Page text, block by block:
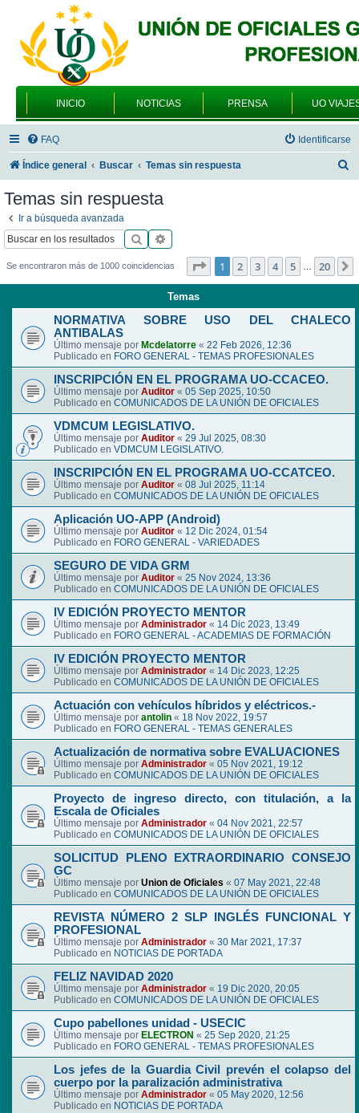
INICIO NOTICIAS PRENSA UO
FAQ Identificarse
Índice general Buscar Temas sin respuesta
Temas sin respuesta
Ir a búsqueda avanzada
Buscar
Se encontraron más de 1000 coincidencias Página de 20
1 2 3 4 5 … 20
Temas
NORMATIVA SOBRE USO DEL CHALECO
ANTIBALAS
Último mensaje por Mcdelatorre « 22 Feb 2026, 12:36
Publicado en FORO GENERAL - TEMAS PROFESIONALES
INSCRIPCIÓN EN EL PROGRAMA UO-CCACEO.
Último mensaje por Auditor « 05 Sep 2025, 10:50
Publicado en COMUNICADOS DE LA UNIÓN DE OFICIALES
VDMCUM LEGISLATIVO.
Último mensaje por Auditor « 29 Jul 2025, 08:30
Publicado en VDMCUM LEGISLATIVO.
INSCRIPCIÓN EN EL PROGRAMA UO-CCATCEO.
Último mensaje por Auditor « 08 Jul 2025, 11:14
Publicado en COMUNICADOS DE LA UNIÓN DE OFICIALES
Aplicación UO-APP (Android)
Último mensaje por Auditor « 12 Dic 2024, 01:54
Publicado en FORO GENERAL - VARIEDADES
SEGURO DE VIDA GRM
Último mensaje por Auditor « 25 Nov 2024, 13:36
Publicado en COMUNICADOS DE LA UNIÓN DE OFICIALES
IV EDICIÓN PROYECTO MENTOR
Último mensaje por Administrador « 14 Dic 2023, 13:49
Publicado en FORO GENERAL - ACADEMIAS DE FORMACIÓN
IV EDICIÓN PROYECTO MENTOR
Último mensaje por Administrador « 14 Dic 2023, 12:25
Publicado en COMUNICADOS DE LA UNIÓN DE OFICIALES
Actuación con vehículos híbridos y eléctricos.-
Último mensaje por antolin « 18 Nov 2022, 19:57
Publicado en FORO GENERAL - TEMAS GENERALES
Actualización de normativa sobre EVALUACIONES
Último mensaje por Administrador « 05 Nov 2021, 19:12
Publicado en COMUNICADOS DE LA UNIÓN DE OFICIALES
Proyecto de ingreso directo, con titulación, a la
Escala de Oficiales
Último mensaje por Administrador « 04 Nov 2021, 22:57
Publicado en COMUNICADOS DE LA UNIÓN DE OFICIALES
SOLICITUD PLENO EXTRAORDINARIO CONSEJO
GC
Último mensaje por Union de Oficiales « 07 May 2021, 22:48
Publicado en COMUNICADOS DE LA UNIÓN DE OFICIALES
REVISTA NÚMERO 2 SLP INGLÉS FUNCIONAL Y
PROFESIONAL
Último mensaje por Administrador « 30 Mar 2021, 17:37
Publicado en NOTICIAS DE PORTADA
FELIZ NAVIDAD 2020
Último mensaje por Administrador « 19 Dic 2020, 20:05
Publicado en COMUNICADOS DE LA UNIÓN DE OFICIALES
Cupo pabellones unidad - USECIC
Último mensaje por ELECTRON « 25 Sep 2020, 21:25
Publicado en FORO GENERAL - TEMAS PROFESIONALES
Los jefes de la Guardia Civil prevén el colapso del
cuerpo por la paralización administrativa
Último mensaje por Administrador « 05 May 2020, 12:56
Publicado en NOTICIAS DE PORTADA